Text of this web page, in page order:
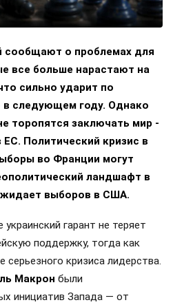
сообщают о проблемах для
все больше нарастают на
сильно ударит по
в следующем году. Однако
торопятся заключать мир -
Политический кризис в
во Франции могут
ландшафт в
выборов в США.
гарант не теряет
поддержку, тогда как
серьезного кризиса лидерства.
Макрон были
инициатив Запада — от